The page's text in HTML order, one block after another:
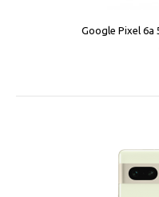
Google Pixel 6a